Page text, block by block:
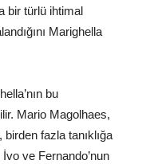
bir türlü ihtimal
Marighella
bu
Mario Magolhaes,
fazla tanıklığa
ve Fernando’nun